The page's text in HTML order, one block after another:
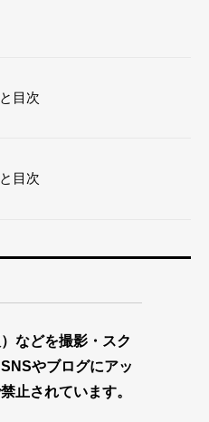
目次
目次
などを撮影・スク
やブログにアッ
止されています。